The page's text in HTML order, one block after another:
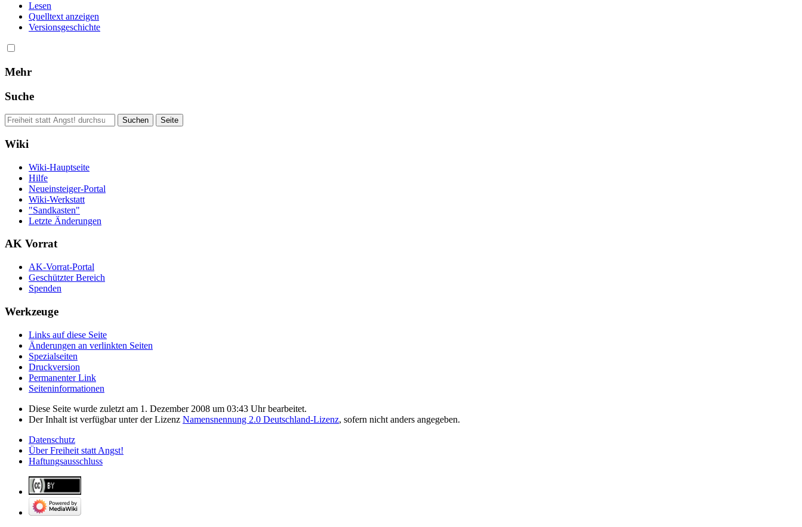
Lesen
Quelltext anzeigen
Versionsgeschichte
Mehr
Suche
Wiki
Wiki-Hauptseite
Hilfe
Neueinsteiger-Portal
Wiki-Werkstatt
"Sandkasten"
Letzte Änderungen
AK Vorrat
AK-Vorrat-Portal
Geschützter Bereich
Spenden
Werkzeuge
Links auf diese Seite
Änderungen an verlinkten Seiten
Spezialseiten
Druckversion
Permanenter Link
Seiten­­informationen
Diese Seite wurde zuletzt am 1. Dezember 2008 um 03:43 Uhr bearbeitet.
Der Inhalt ist verfügbar unter der Lizenz Namensnennung 2.0 Deutschland-Lizenz, sofern nicht anders angegeben.
Datenschutz
Über Freiheit statt Angst!
Haftungsausschluss